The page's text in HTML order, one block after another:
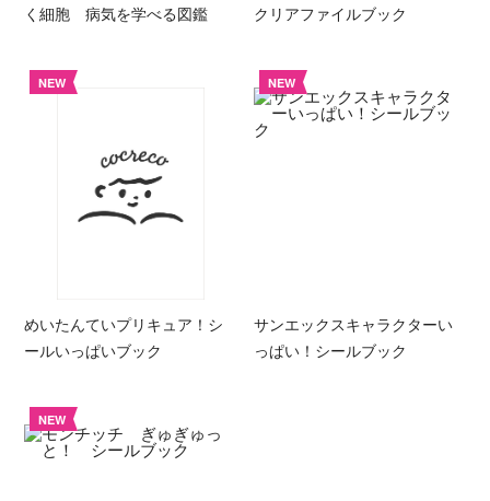
く細胞 病気を学べる図鑑
クリアファイルブック
NEW
めいたんていプリキュア！シ
ールいっぱいブック
NEW
サンエックスキャラクターい
っぱい！シールブック
NEW